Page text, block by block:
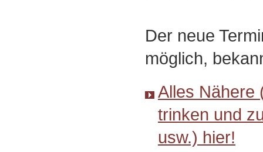
Der neue
möglich,
Alles Nähere
trinken und
usw.) hier!